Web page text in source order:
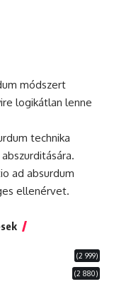
módszert
logikátlan lenne
technika
ad absurdum
ellenérvet.
(2 999)
(2 880)